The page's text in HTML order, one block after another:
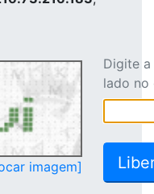
imagem]
Digite
lado no